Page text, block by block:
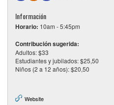
Información
Horario: 10am - 5:45pm
Contribución sugerida:
Adultos: $33
Estudiantes y jubilados: $25,50
Niños (2 a 12 años): $20,50
Website